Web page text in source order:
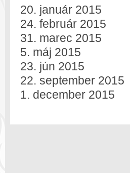
20. január 2015
24. február 2015
31. marec 2015
5. máj 2015
23. jún 2015
22. september 2015
1. december 2015